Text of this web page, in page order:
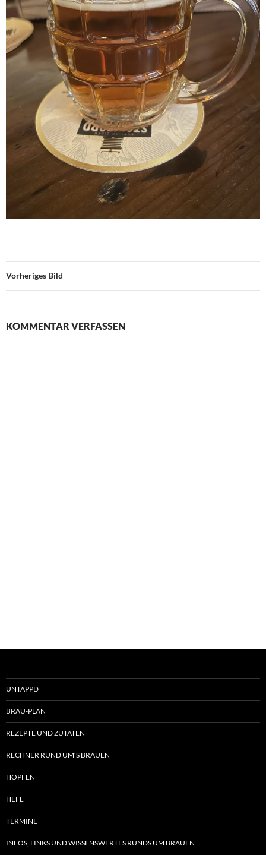
Vorheriges Bild
KOMMENTAR VERFASSEN
UNTAPPD
BRAU-PLAN
REZEPTE UND ZUTATEN
RECHNER RUND UM’S BRAUEN
HOPFEN
HEFE
TERMINE
INFOS, LINKS UND WISSENSWERTES RUNDS UM BRAUEN